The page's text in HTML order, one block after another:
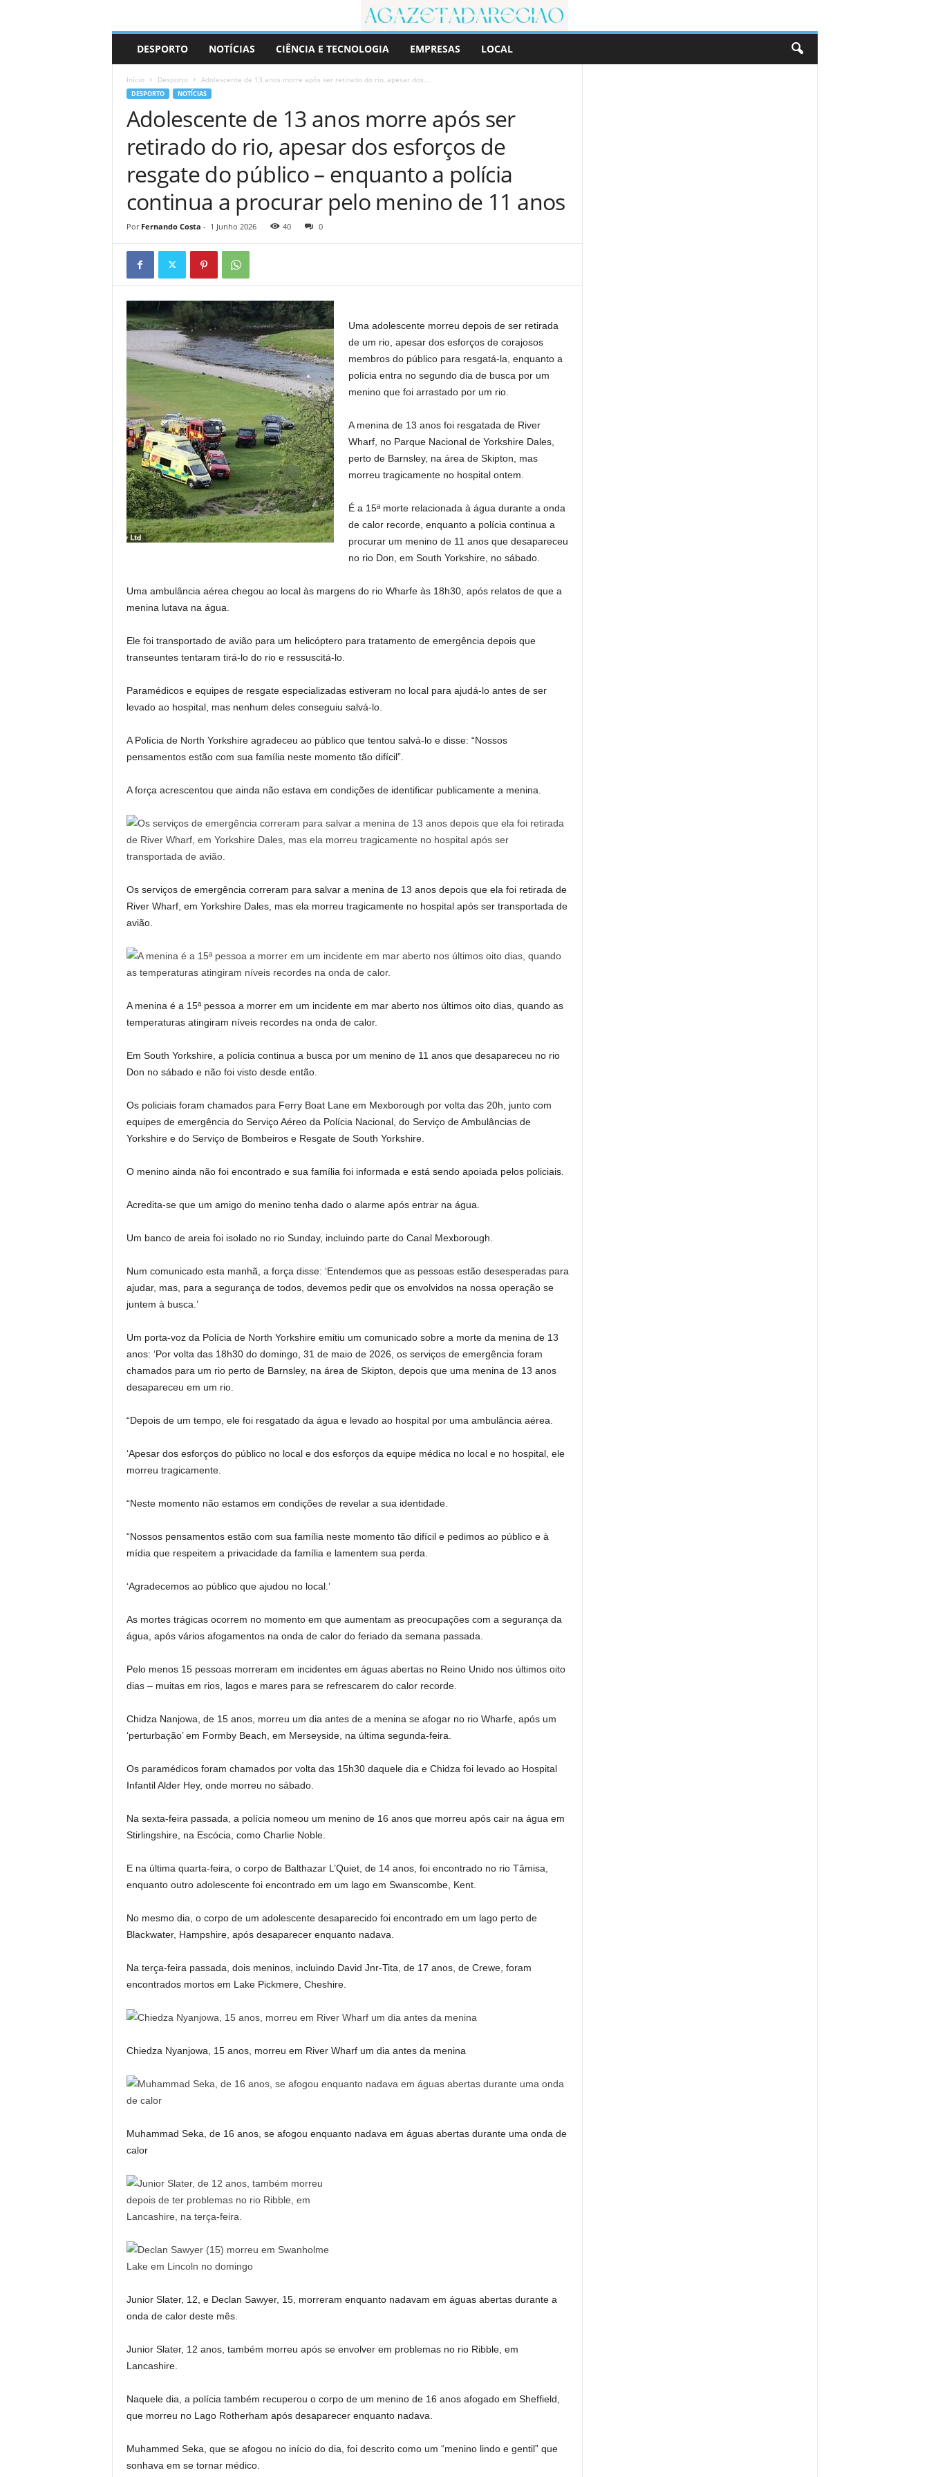
r
DESPORTO NOTÍCIAS CIÊNCIA E TECNOLOGIA EMPRESAS LOCAL
Início Desporto Adolescente de 13 anos morre após ser retirado do rio, apesar dos...
DESPORTO NOTÍCIAS
Adolescente de 13 anos morre após ser
retirado do rio, apesar dos esforços de
resgate do público – enquanto a polícia
continua a procurar pelo menino de 11 anos
Por Fernando Costa - 1 Junho 2026 40 0
Uma adolescente morreu depois de ser retirada
de um rio, apesar dos esforços de corajosos
membros do público para resgatá-la, enquanto a
polícia entra no segundo dia de busca por um
menino que foi arrastado por um rio.
A menina de 13 anos foi resgatada de River
Wharf, no Parque Nacional de Yorkshire Dales,
perto de Barnsley, na área de Skipton, mas
morreu tragicamente no hospital ontem.
É a 15ª morte relacionada à água durante a onda
de calor recorde, enquanto a polícia continua a
procurar um menino de 11 anos que desapareceu
no rio Don, em South Yorkshire, no sábado.
Uma ambulância aérea chegou ao local às margens do rio Wharfe às 18h30, após relatos de que a
menina lutava na água.
Ele foi transportado de avião para um helicóptero para tratamento de emergência depois que
transeuntes tentaram tirá-lo do rio e ressuscitá-lo.
Paramédicos e equipes de resgate especializadas estiveram no local para ajudá-lo antes de ser
levado ao hospital, mas nenhum deles conseguiu salvá-lo.
A Polícia de North Yorkshire agradeceu ao público que tentou salvá-lo e disse: “Nossos
pensamentos estão com sua família neste momento tão difícil”.
A força acrescentou que ainda não estava em condições de identificar publicamente a menina.
Os serviços de emergência correram para salvar a menina de 13 anos depois que ela foi retirada de
River Wharf, em Yorkshire Dales, mas ela morreu tragicamente no hospital após ser transportada de
avião.
A menina é a 15ª pessoa a morrer em um incidente em mar aberto nos últimos oito dias, quando as
temperaturas atingiram níveis recordes na onda de calor.
Em South Yorkshire, a polícia continua a busca por um menino de 11 anos que desapareceu no rio
Don no sábado e não foi visto desde então.
Os policiais foram chamados para Ferry Boat Lane em Mexborough por volta das 20h, junto com
equipes de emergência do Serviço Aéreo da Polícia Nacional, do Serviço de Ambulâncias de
Yorkshire e do Serviço de Bombeiros e Resgate de South Yorkshire.
O menino ainda não foi encontrado e sua família foi informada e está sendo apoiada pelos policiais.
Acredita-se que um amigo do menino tenha dado o alarme após entrar na água.
Um banco de areia foi isolado no rio Sunday, incluindo parte do Canal Mexborough.
Num comunicado esta manhã, a força disse: ‘Entendemos que as pessoas estão desesperadas para
ajudar, mas, para a segurança de todos, devemos pedir que os envolvidos na nossa operação se
juntem à busca.’
Um porta-voz da Polícia de North Yorkshire emitiu um comunicado sobre a morte da menina de 13
anos: ‘Por volta das 18h30 do domingo, 31 de maio de 2026, os serviços de emergência foram
chamados para um rio perto de Barnsley, na área de Skipton, depois que uma menina de 13 anos
desapareceu em um rio.
“Depois de um tempo, ele foi resgatado da água e levado ao hospital por uma ambulância aérea.
‘Apesar dos esforços do público no local e dos esforços da equipe médica no local e no hospital, ele
morreu tragicamente.
“Neste momento não estamos em condições de revelar a sua identidade.
“Nossos pensamentos estão com sua família neste momento tão difícil e pedimos ao público e à
mídia que respeitem a privacidade da família e lamentem sua perda.
‘Agradecemos ao público que ajudou no local.’
As mortes trágicas ocorrem no momento em que aumentam as preocupações com a segurança da
água, após vários afogamentos na onda de calor do feriado da semana passada.
Pelo menos 15 pessoas morreram em incidentes em águas abertas no Reino Unido nos últimos oito
dias – muitas em rios, lagos e mares para se refrescarem do calor recorde.
Chidza Nanjowa, de 15 anos, morreu um dia antes de a menina se afogar no rio Wharfe, após um
‘perturbação’ em Formby Beach, em Merseyside, na última segunda-feira.
Os paramédicos foram chamados por volta das 15h30 daquele dia e Chidza foi levado ao Hospital
Infantil Alder Hey, onde morreu no sábado.
Na sexta-feira passada, a polícia nomeou um menino de 16 anos que morreu após cair na água em
Stirlingshire, na Escócia, como Charlie Noble.
E na última quarta-feira, o corpo de Balthazar L’Quiet, de 14 anos, foi encontrado no rio Tâmisa,
enquanto outro adolescente foi encontrado em um lago em Swanscombe, Kent.
No mesmo dia, o corpo de um adolescente desaparecido foi encontrado em um lago perto de
Blackwater, Hampshire, após desaparecer enquanto nadava.
Na terça-feira passada, dois meninos, incluindo David Jnr-Tita, de 17 anos, de Crewe, foram
encontrados mortos em Lake Pickmere, Cheshire.
Chiedza Nyanjowa, 15 anos, morreu em River Wharf um dia antes da menina
Muhammad Seka, de 16 anos, se afogou enquanto nadava em águas abertas durante uma onda de
calor
Junior Slater, 12, e Declan Sawyer, 15, morreram enquanto nadavam em águas abertas durante a
onda de calor deste mês.
Junior Slater, 12 anos, também morreu após se envolver em problemas no rio Ribble, em
Lancashire.
Naquele dia, a polícia também recuperou o corpo de um menino de 16 anos afogado em Sheffield,
que morreu no Lago Rotherham após desaparecer enquanto nadava.
Muhammed Seka, que se afogou no início do dia, foi descrito como um “menino lindo e gentil” que
sonhava em se tornar médico.